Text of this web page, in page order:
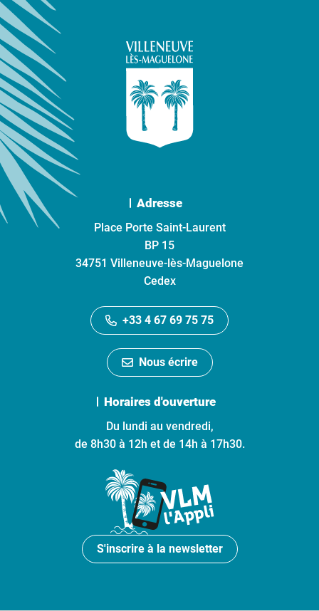
Adresse
Place Porte Saint-Laurent
BP 15
34751 Villeneuve-lès-Maguelone
Cedex
+33 4 67 69 75 75
Nous écrire
Horaires d'ouverture
Du lundi au vendredi,
de 8h30 à 12h et de 14h à 17h30.
S'inscrire à la newsletter